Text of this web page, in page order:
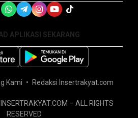
APLIKASI SEKARANG
Kami Redaksi Insertrakyat.com
– ALL RIGHTS
RESERVED